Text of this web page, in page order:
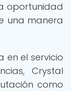
oportunidad
una manera
en el servicio
Crystal
como